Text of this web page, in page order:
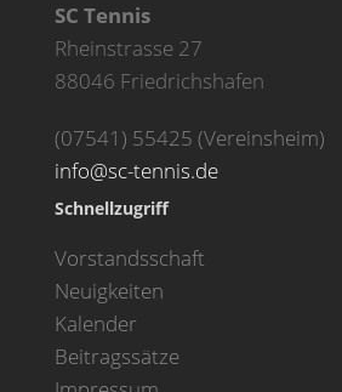
SC Tennis
Rheinstrasse 27
88046 Friedrichshafen
(07541) 55425 (Vereinsheim)
info@sc-tennis.de
Schnellzugriff
Vorstandsschaft
Neuigkeiten
Kalender
Beitragssätze